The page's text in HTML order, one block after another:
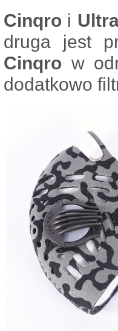
Cinqro i
druga jest
Cinqro w
dodatkowo